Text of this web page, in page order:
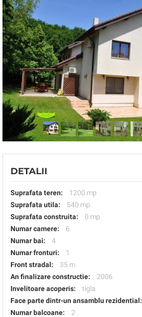
DETALII
Suprafata teren:
1200 mp
Suprafata utila:
540 mp
Suprafata construita:
0 mp
Numar camere:
6
Numar bai:
4
Numar fronturi:
1
Front stradal:
35 m
An finalizare constructie:
2006
Invelitoare acoperis:
tigla
Face parte dintr-un ansamblu rezidential:
Numar balcoane:
2